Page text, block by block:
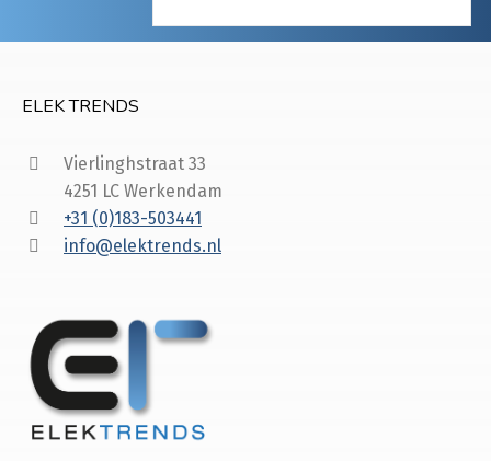
ELEK TRENDS
Vierlinghstraat 33
4251 LC Werkendam
+31 (0)183-503441
info@elektrends.nl